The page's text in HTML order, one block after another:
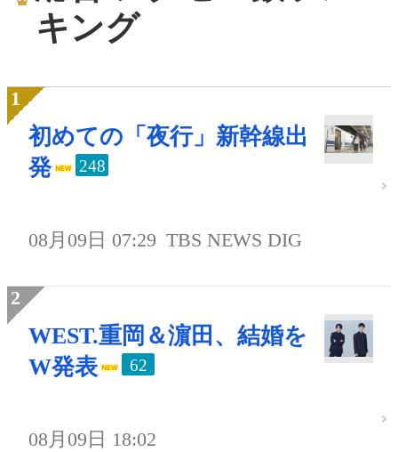
キング
初めての「夜行」新幹線出
発
248
08月09日 07:29 TBS NEWS DIG
WEST.重岡＆濵田、結婚を
W発表
62
08月09日 18:02